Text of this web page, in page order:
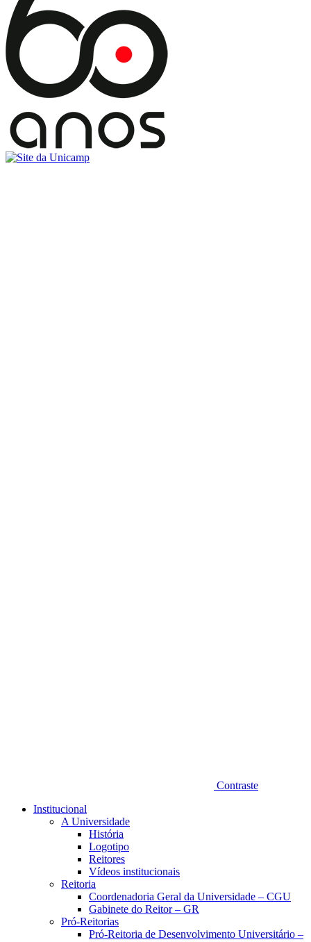
Contraste
Institucional
A Universidade
História
Logotipo
Reitores
Vídeos institucionais
Reitoria
Coordenadoria Geral da Universidade – CGU
Gabinete do Reitor – GR
Pró-Reitorias
Pró-Reitoria de Desenvolvimento Universitário –